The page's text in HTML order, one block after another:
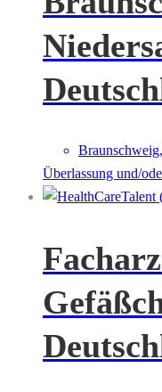
Überlassung und/